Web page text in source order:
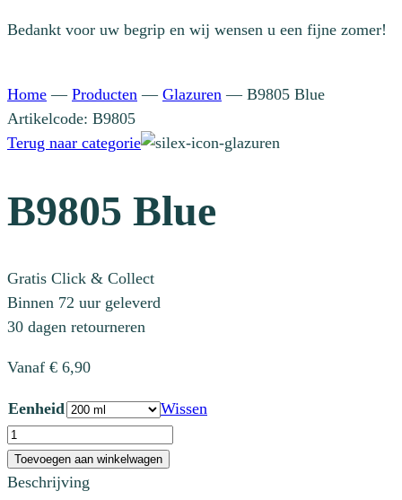
Bedankt voor uw begrip en wij wensen u een fijne zomer!
Home — Producten — Glazuren — B9805 Blue
Artikelcode: B9805
Terug naar categorie
B9805 Blue
Gratis Click & Collect
Binnen 72 uur geleverd
30 dagen retourneren
Vanaf € 6,90
Eenheid
Wissen
B9805
Blue
aantal
Toevoegen aan winkelwagen
Beschrijving